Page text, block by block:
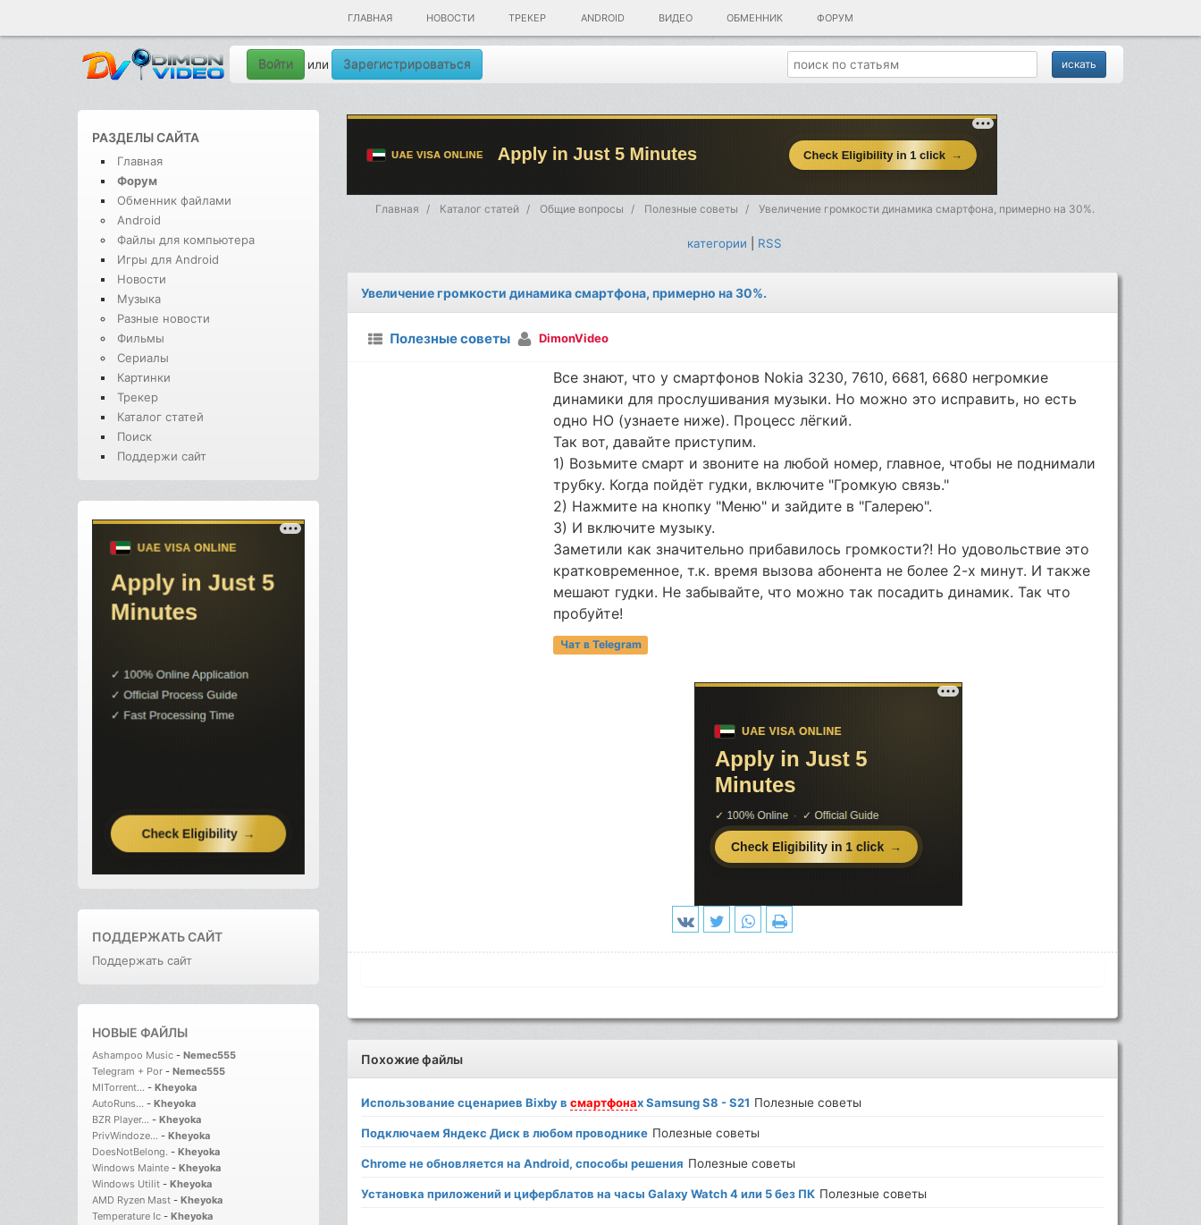
ГЛАВНАЯ НОВОСТИ ТРЕКЕР ANDROID ВИДЕО ОБМЕННИК ФОРУМ
Войти или Зарегистрироваться
РАЗДЕЛЫ САЙТА
Главная
Форум
Обменник файлами
Android
Файлы для компьютера
Игры для Android
Новости
Музыка
Разные новости
Фильмы
Сериалы
Картинки
Трекер
Каталог статей
Поиск
Поддержи сайт
ПОДДЕРЖАТЬ САЙТ
Поддержать сайт
НОВЫЕ ФАЙЛЫ
Ashampoo Music - Nemec555
Telegram + Por - Nemec555
MITorrent... - Kheyoka
AutoRuns... - Kheyoka
BZR Player... - Kheyoka
PrivWindoze... - Kheyoka
DoesNotBelong. - Kheyoka
Windows Mainte - Kheyoka
Windows Utilit - Kheyoka
AMD Ryzen Mast - Kheyoka
Temperature Ic - Kheyoka
Главная Каталог статей Общие вопросы Полезные советы Увеличение громкости динамика смартфона, примерно на 30%.
категории RSS
Увеличение громкости динамика смартфона, примерно на 30%.
Полезные советы DimonVideo
Все знают, что у смартфонов Nokia 3230, 7610, 6681, 6680 негромкие
динамики для прослушивания музыки. Но можно это исправить, но есть
одно НО (узнаете ниже). Процесс лёгкий.
Так вот, давайте приступим.
1) Возьмите смарт и звоните на любой номер, главное, чтобы не поднимали
трубку. Когда пойдёт гудки, включите "Громкую связь."
2) Нажмите на кнопку "Меню" и зайдите в "Галерею".
3) И включите музыку.
Заметили как значительно прибавилось громкости?! Но удовольствие это
кратковременное, т.к. время вызова абонента не более 2-х минут. И также
мешают гудки. Не забывайте, что можно так посадить динамик. Так что
пробуйте!
Чат в Telegram
Похожие файлы
Использование сценариев Bixby всмартфонах Samsung S8 - S21 Полезные советы
Подключаем Яндекс Диск в любом проводнике Полезные советы
Chrome не обновляется на Android, способы решения Полезные советы
Установка приложений и циферблатов на часы Galaxy Watch 4 или 5 без ПК Полезные советы